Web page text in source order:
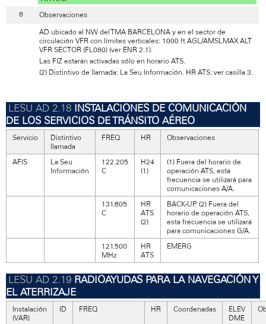
Observaciones
AD ubicado al NW del TMA BARCELONA y en el sector de
circulación VFR con límites verticales: 1000 ft AGL/AMSLMAX ALT
VFR SECTOR (FL080) (ver ENR 2.1).
Las FIZ estarán activadas sólo en horario ATS.
(2) Distintivo de llamada: La Seu Información. HR ATS: ver casilla 3.
INSTALACIONES DE COMUNICACIÓN
DE LOS SERVICIOS DE TRÁNSITO AÉREO
Servicio
Distintivo
llamada
FREQ HR Observaciones
AFIS
La Seu
Información
122.205
C
H24
(1)
(1) Fuera del horario de
operación ATS, esta
frecuencia se utilizará para
comunicaciones A/A.
131.605
C
HR
ATS
(2)
BACK-UP. (2) Fuera del
horario de operación ATS,
esta frecuencia se utilizará
para comunicaciones G/A.
121.500
MHz
HR
ATS
EMERG
RADIOAYUDAS PARA LA NAVEGACIÓN Y
EL ATERRIZAJE
Instalación
(VAR)
ID FREQ HR Coordenadas
ELEV
DME